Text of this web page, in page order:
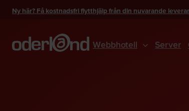
Ny här? Få kostnadsfri flytthjälp från din nuvarande
Webbhotell Server